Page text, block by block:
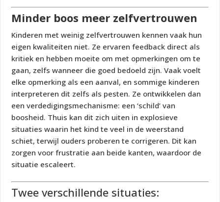
Minder boos meer zelfvertrouwen
Kinderen met weinig zelfvertrouwen kennen vaak hun
eigen kwaliteiten niet. Ze ervaren feedback direct als
kritiek en hebben moeite om met opmerkingen om te
gaan, zelfs wanneer die goed bedoeld zijn. Vaak voelt
elke opmerking als een aanval, en sommige kinderen
interpreteren dit zelfs als pesten. Ze ontwikkelen dan
een verdedigingsmechanisme: een ‘schild’ van
boosheid. Thuis kan dit zich uiten in explosieve
situaties waarin het kind te veel in de weerstand
schiet, terwijl ouders proberen te corrigeren. Dit kan
zorgen voor frustratie aan beide kanten, waardoor de
situatie escaleert.
Twee verschillende situaties: